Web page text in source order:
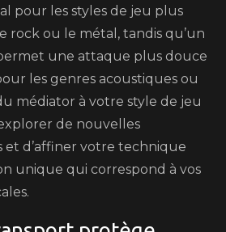
pour les styles de jeu plus
rock ou le métal, tandis qu’un
une attaque plus douce
les genres acoustiques ou
médiator à votre style de jeu
de nouvelles
et d’affiner votre technique
unique qui correspond à vos